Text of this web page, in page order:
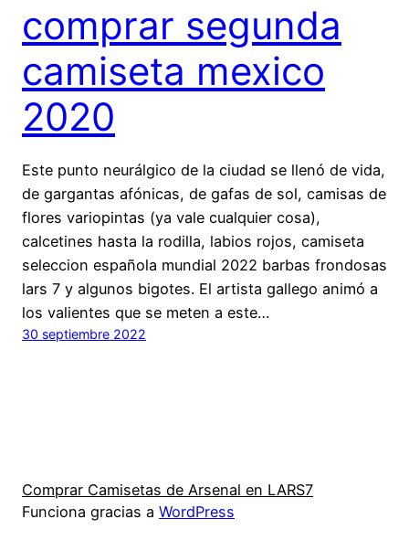
comprar segunda
camiseta mexico
2020
Este punto neurálgico de la ciudad se llenó de vida,
de gargantas afónicas, de gafas de sol, camisas de
flores variopintas (ya vale cualquier cosa),
calcetines hasta la rodilla, labios rojos, camiseta
seleccion española mundial 2022 barbas frondosas
lars 7 y algunos bigotes. El artista gallego animó a
los valientes que se meten a este…
30 septiembre 2022
Comprar Camisetas de Arsenal en LARS7
Funciona gracias a WordPress